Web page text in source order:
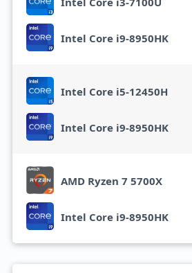
Intel Core i9-8950HK
Intel Core i5-12450H
Intel Core i9-8950HK
AMD Ryzen 7 5700X
Intel Core i9-8950HK